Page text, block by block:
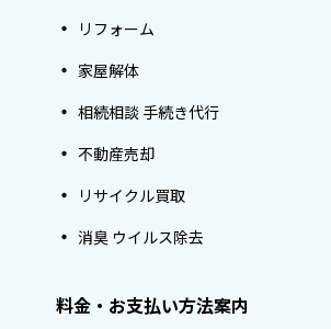
リフォーム
家屋解体
相続相談 手続き代行
不動産売却
リサイクル買取
消臭 ウイルス除去
料金・お支払い方法案内